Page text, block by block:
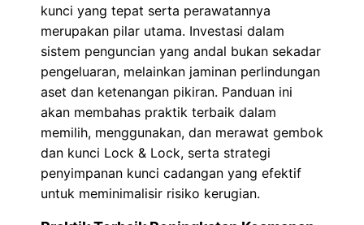
kunci yang tepat serta perawatannya
merupakan pilar utama. Investasi dalam
sistem penguncian yang andal bukan sekadar
pengeluaran, melainkan jaminan perlindungan
aset dan ketenangan pikiran. Panduan ini
akan membahas praktik terbaik dalam
memilih, menggunakan, dan merawat gembok
dan kunci Lock & Lock, serta strategi
penyimpanan kunci cadangan yang efektif
untuk meminimalisir risiko kerugian.